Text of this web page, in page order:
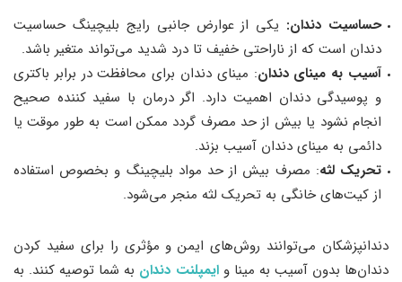
حساسیت دندان: یکی از عوارض جانبی رایج بلیچینگ حساسیت
دندان است که از ناراحتی خفیف تا درد شدید می‌تواند متغیر باشد.
آسیب به مینای دندان: مینای دندان برای محافظت در برابر باکتری
و پوسیدگی دندان اهمیت دارد. اگر درمان‌ با سفید کننده صحیح
انجام نشود یا بیش از حد مصرف گردد ممکن است به طور موقت یا
دائمی به مینای دندان آسیب بزند.
تحریک لثه: مصرف بیش از حد مواد بلیچینگ و بخصوص استفاده
از کیت‌های خانگی به تحریک لثه منجر می‌شود.
دندانپزشکان می‌توانند روش‌های ایمن و مؤثری را برای سفید کردن
دندان‌ها بدون آسیب به مینا وایمپلنت دندان به شما توصیه کنند. به